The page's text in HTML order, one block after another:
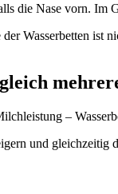
die Nase vorn.
Wasserbetten ist
–
und gleichzeitig